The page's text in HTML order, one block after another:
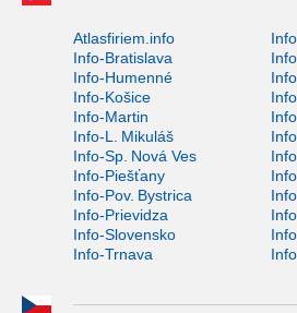
Atlasfiriem.info
Info-Bratislava
Info-Humenné
Info-Košice
Info-Martin
Info-L. Mikuláš
Info-Sp. Nová Ves
Info-Piešťany
Info-Pov. Bystrica
Info-Prievidza
Info-Slovensko
Info-Trnava